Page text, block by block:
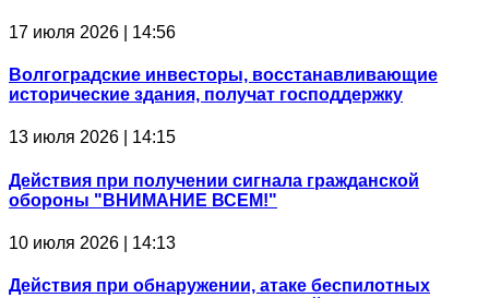
17 июля 2026 | 14:56
Волгоградские инвесторы, восстанавливающие
исторические здания, получат господдержку
13 июля 2026 | 14:15
Действия при получении сигнала гражданской
обороны "ВНИМАНИЕ ВСЕМ!"
10 июля 2026 | 14:13
Действия при обнаружении, атаке беспилотных